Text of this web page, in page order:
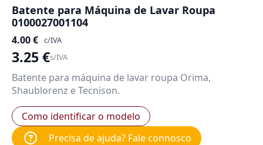
Batente para Máquina de Lavar Roupa
0100027001104
4.00€ c/IVA
3.25€s/IVA
Batente para máquina de lavar roupa Orima,
Shaublorenz e Tecnison.
Como identificar o modelo
Precisa de ajuda? Fale connosco